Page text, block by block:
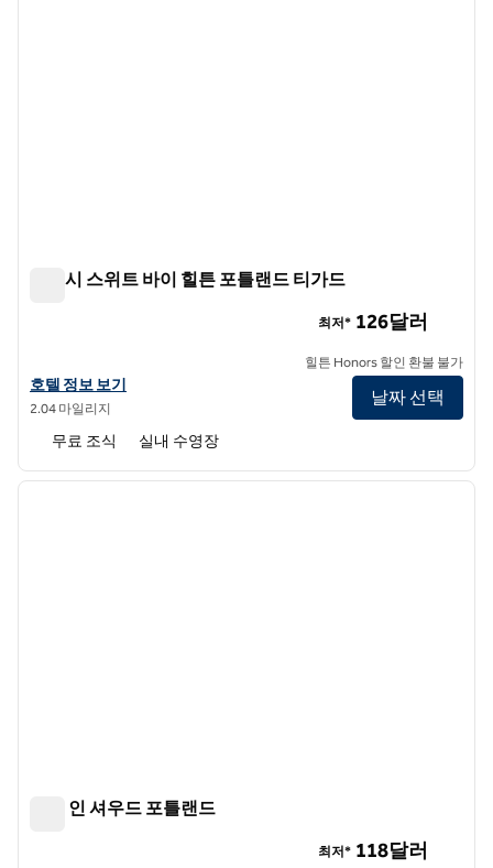
앰버시 스위트 바이 힐튼 포틀랜드 티가드
앰버시 스위트 바이 힐튼 포틀랜드 티가드의 호텔 정보 보기
호텔 정보 보기
2.04 마일리지
최저* 126달러
힐튼 Honors 할인 환불 불가
날짜 선택
무료 조식 실내 수영장
1/12
다음
햄튼 인 셔우드 포틀랜드
최저* 118달러